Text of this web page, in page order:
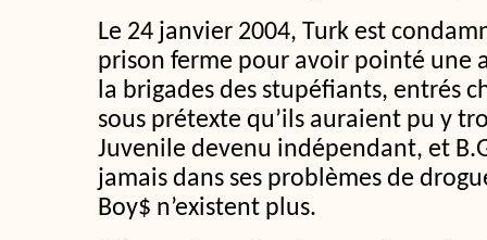
Le 24 janvier 2004, Turk est
prison ferme pour avoir pointé une
la brigades des stupéfiants, entrés
sous prétexte qu’ils auraient pu y
Juvenile devenu indépendant, et
jamais dans ses problèmes de
Boy$ n’existent plus.